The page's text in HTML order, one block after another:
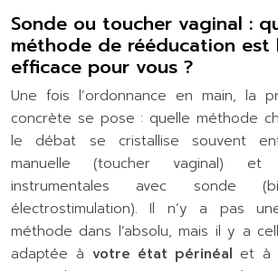
Sonde ou toucher vaginal :
méthode de rééducation est
efficace pour vous ?
Une fois l’ordonnance en main, la
concrète se pose : quelle méthode
le débat se cristallise souvent
manuelle (toucher vaginal) et
instrumentales avec sonde
électrostimulation). Il n’y a pas
méthode dans l’absolu, mais il y a
adaptée à votre état périnéal et à